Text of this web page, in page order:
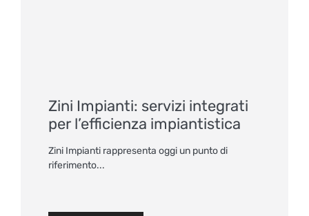
Zini Impianti: servizi integrati
per l’efficienza impiantistica
Zini Impianti rappresenta oggi un punto di
riferimento...